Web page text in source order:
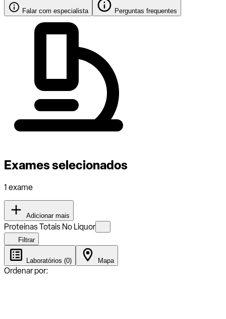
Falar com especialista Perguntas frequentes
Exames selecionados
1 exame
Adicionar mais
Proteinas Totais No Liquor
Filtrar
Laboratórios (0) Mapa
Ordenar por: